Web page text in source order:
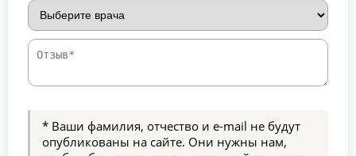
* Ваши фамилия, отчество и e-mail не будут
опубликованы на сайте. Они нужны нам,